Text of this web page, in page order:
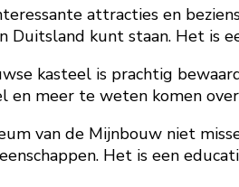
attracties en
kunt staan. Het is
kasteel is prachtig
en meer te weten komen
van de Mijnbouw niet
Het is een